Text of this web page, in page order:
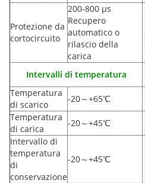
Protezione da
cortocircuito
200-800 µs
Recupero
automatico o
rilascio della
carica
Intervalli di temperatura
Temperatura
di scarico
-20～+65℃
Temperatura
di carica
-20～+45℃
Intervallo di
temperatura
di
conservazione
-20～+45℃